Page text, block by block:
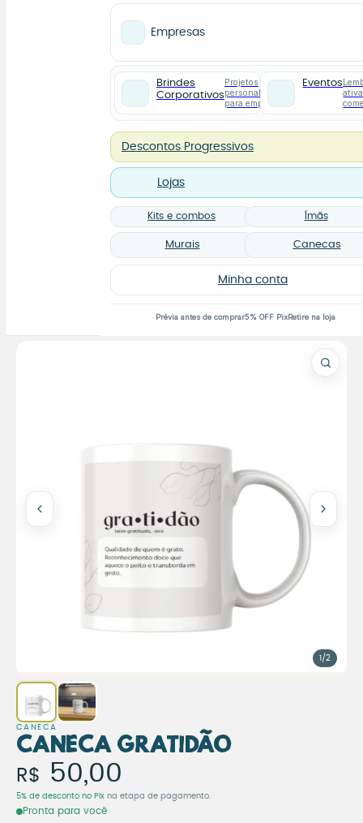
Empresas
Brindes
Corporativos
Projetos
personalizados
para empresas
Eventos
Descontos Progressivos
Lojas
Kits e combos Ímãs
Murais Canecas
Minha conta
Prévia antes de comprar5% OFF PixRetire na loja
1/2
CANECA
Caneca Gratidão
Caneca Gratidão
R$ 50,00
5% de desconto no Pix na etapa de pagamento.
Pronta para você